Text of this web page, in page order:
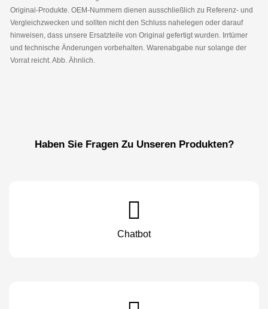
Original-Produkte. OEM-Nummern dienen ausschließlich zu Referenz- und
Vergleichzwecken und sollten nicht den Schluss nahelegen oder darauf
hinweisen, dass unsere Ersatzteile von Original gefertigt wurden. Irrtümer
und technische Änderungen vorbehalten. Warenabgabe nur solange der
Vorrat reicht. Abb. Ähnlich.
Haben Sie Fragen Zu Unseren Produkten?
Chatbot